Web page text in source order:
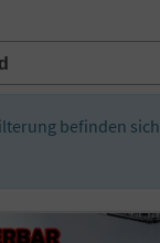
befinden sich